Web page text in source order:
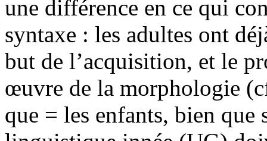
une différence en ce qui
syntaxe : les adultes ont
but de l’acquisition, et le
œuvre de la morphologie
que = les enfants, bien que